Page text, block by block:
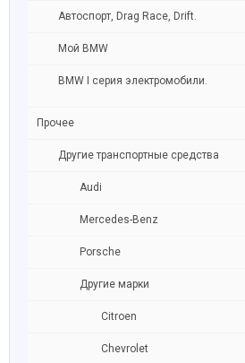
Автоспорт, Drag Race, Drift.
Мой BMW
BMW I серия электромобили.
Прочее
Другие транспортные средства
Audi
Mercedes-Benz
Porsche
Другие марки
Citroen
Chevrolet